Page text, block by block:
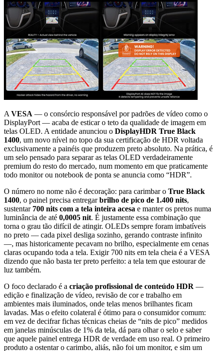
A VESA — o consórcio responsável por padrões de vídeo como o
DisplayPort — acaba de esticar o teto da qualidade de imagem em
telas OLED. A entidade anunciou o DisplayHDR True Black
1400, um novo nível no topo da sua certificação de HDR voltada
exclusivamente a painéis que produzem preto absoluto. Na prática, é
um selo pensado para separar as telas OLED verdadeiramente
premium do resto do mercado, num momento em que praticamente
todo monitor ou notebook de ponta se anuncia como “HDR”.
O número no nome não é decoração: para carimbar o True Black
1400, o painel precisa entregarbrilho de pico de 1.400 nits,
sustentar 700 nits com a tela inteira acesa e manter os pretos numa
luminância de até 0,0005 nit. É justamente essa combinação que
torna o grau tão difícil de atingir. OLEDs sempre foram imbatíveis
no preto — cada pixel desliga sozinho, gerando contraste infinito
—, mas historicamente pecavam no brilho, especialmente em cenas
claras ocupando toda a tela. Exigir 700 nits em tela cheia é a VESA
dizendo que não basta ter preto perfeito: a tela tem que estourar de
luz também.
O foco declarado é a criação profissional de conteúdo HDR —
edição e finalização de vídeo, revisão de cor e trabalho em
ambientes mais iluminados, onde telas menos brilhantes ficam
lavadas. Mas o efeito colateral é ótimo para o consumidor comum:
em vez de decifrar fichas técnicas cheias de “nits de pico” medidos
em janelas minúsculas de 1% da tela, dá para olhar o selo e saber
que aquele painel entrega HDR de verdade em uso real. O primeiro
produto a ostentar o carimbo, aliás, não foi um monitor, e sim um